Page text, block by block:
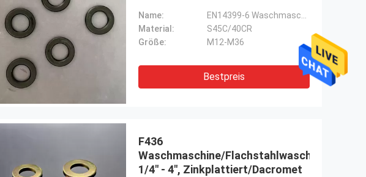
Name:
EN14399-6 Waschmaschine/Flachwaschmaschine
Material:
S45C/40CR
Größe:
M12-M36
Bestpreis
F436
Waschmaschine/Flachstahlwaschmaschine,
1/4" - 4", Zinkplattiert/Dacromet